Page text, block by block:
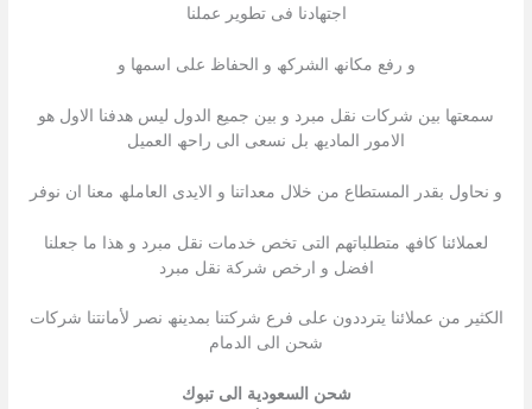
اجتھادنا فى تطویر عملنا
و رفع مكانھ الشركھ و الحفاظ على اسمھا و
سمعتھا بین شركات نقل مبرد و بین جمیع الدول لیس ھدفنا الاول ھو
الامور المادیھ بل نسعى الى راحھ العمیل
و نحاول بقدر المستطاع من خلال معداتنا و الایدى العاملھ معنا ان نوفر
لعملائنا كافھ متطلباتھم التى تخص خدمات نقل مبرد و ھذا ما جعلنا
افضل و ارخص شركة نقل مبرد
الكثیر من عملائنا یترددون على فرع شركتنا بمدینھ نصر لأمانتنا شركات
شحن الى الدمام
شحن السعودية الى تبوك